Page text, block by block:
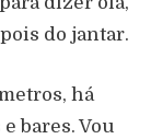
do jantar.
há
bares. Vou